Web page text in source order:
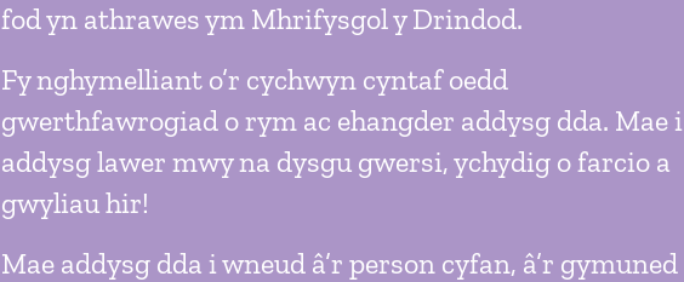
fod yn athrawes ym Mhrifysgol y Drindod.
Fy nghymelliant o’r cychwyn cyntaf oedd
gwerthfawrogiad o rym ac ehangder addysg dda. Mae i
addysg lawer mwy na dysgu gwersi, ychydig o farcio a
gwyliau hir!
Mae addysg dda i wneud â’r person cyfan, â’r gymuned